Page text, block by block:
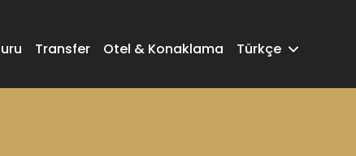
Transfer Otel & Konaklama Türkçe